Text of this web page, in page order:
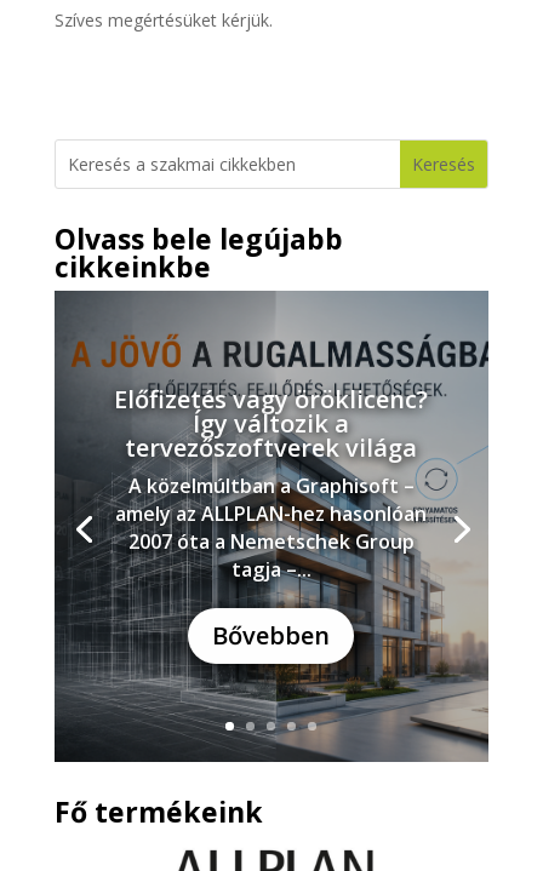
Szíves megértésüket kérjük.
Olvass bele legújabb
cikkeinkbe
Előfizetés vagy öröklicenc?
Így változik a
tervezőszoftverek világa
A közelmúltban a Graphisoft –
amely az ALLPLAN-hez hasonlóan
2007 óta a Nemetschek Group
tagja –...
Bővebben
Fő termékeink